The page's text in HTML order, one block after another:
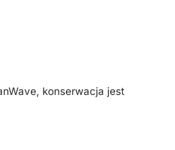
konserwacja jest